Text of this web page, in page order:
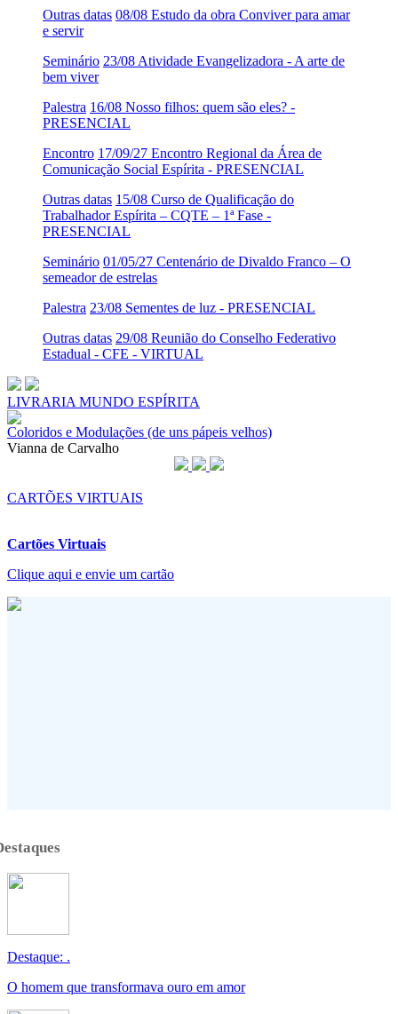
Outras datas 08/08 Estudo da obra Conviver para amar
e servir
Seminário 23/08 Atividade Evangelizadora - A arte de
bem viver
Palestra 16/08 Nosso filhos: quem são eles? -
PRESENCIAL
Encontro 17/09/27 Encontro Regional da Área de
Comunicação Social Espírita - PRESENCIAL
Outras datas 15/08 Curso de Qualificação do
Trabalhador Espírita – CQTE – 1ª Fase -
PRESENCIAL
Seminário 01/05/27 Centenário de Divaldo Franco – O
semeador de estrelas
Palestra 23/08 Sementes de luz - PRESENCIAL
Outras datas 29/08 Reunião do Conselho Federativo
Estadual - CFE - VIRTUAL
LIVRARIA MUNDO ESPÍRITA
Coloridos e Modulações (de uns pápeis velhos)
Vianna de Carvalho
CARTÕES VIRTUAIS
Cartões Virtuais
Clique aqui e envie um cartão
Destaque: .
O homem que transformava ouro em amor